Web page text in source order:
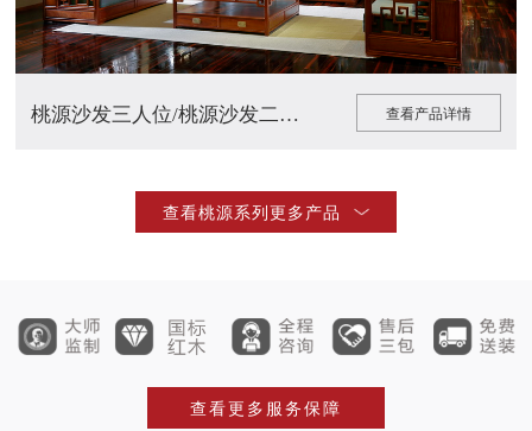
桃源沙发三人位/桃源沙发二人位/桃源... 查看产品详情
+
桃源客厅系列
查看桃源系列更多产品
查看更多服务保障